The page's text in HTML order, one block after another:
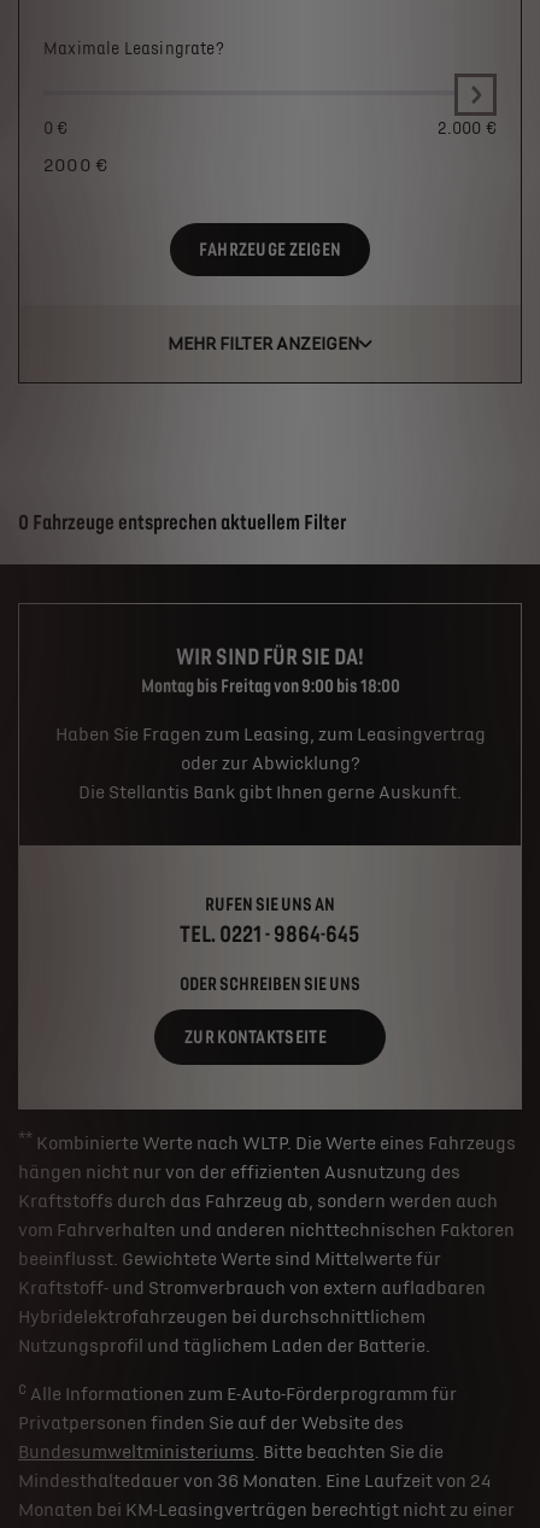
Maximale Leasingrate?
0 € 2.000 €
2000 €
FAHRZEUGE ZEIGEN
MEHR FILTER ANZEIGEN
Suchergebnisse
0 Fahrzeuge entsprechen aktuellem Filter
WIR SIND FÜR SIE DA!
Montag bis Freitag von 9:00 bis 18:00
Haben Sie Fragen zum Leasing, zum Leasingvertrag
oder zur Abwicklung?
Die Stellantis Bank gibt Ihnen gerne Auskunft.
RUFEN SIE UNS AN
TEL. 0221 - 9864-645
ODER SCHREIBEN SIE UNS
ZUR KONTAKTSEITE
** Kombinierte Werte nach WLTP. Die Werte eines Fahrzeugs
hängen nicht nur von der effizienten Ausnutzung des
Kraftstoffs durch das Fahrzeug ab, sondern werden auch
vom Fahrverhalten und anderen nichttechnischen Faktoren
beeinflusst. Gewichtete Werte sind Mittelwerte für
Kraftstoff- und Stromverbrauch von extern aufladbaren
Hybridelektrofahrzeugen bei durchschnittlichem
Nutzungsprofil und täglichem Laden der Batterie.
c Alle Informationen zum E-Auto-Förderprogramm für
Privatpersonen finden Sie auf der Website des
Bundesumweltministeriums. Bitte beachten Sie die
Mindesthaltedauer von 36 Monaten. Eine Laufzeit von 24
Monaten bei KM-Leasingverträgen berechtigt nicht zu einer